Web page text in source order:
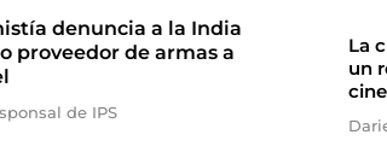
denuncia a la India
proveedor de armas a
de IPS
La
un
cine